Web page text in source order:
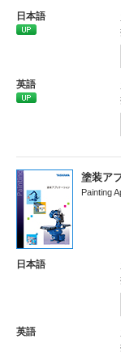
日本語
英語
塗装ア
Painting
日本語
英語